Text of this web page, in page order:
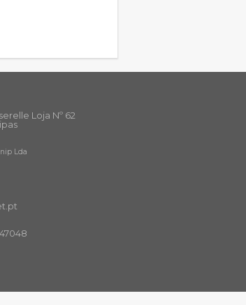
Loja Nº 62
Lda
.pt